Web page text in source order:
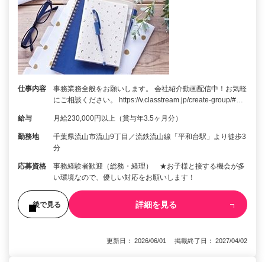
仕事内容
事務業務全般をお願いします。 会社紹介動画配信中！お気軽
にご相談ください。 https://v.classtream.jp/create-group/#…
給与 月給230,000円以上（賞与年3.5ヶ月分）
勤務地
千葉県流山市流山9丁目／流鉄流山線「平和台駅」より徒歩3
分
応募資格
事務経験者歓迎（総務・経理） ★お子様と接する機会が多
い環境なので、優しい対応をお願いします！
後で見る 詳細を見る
更新日： 2026/06/01 掲載終了日： 2027/04/02